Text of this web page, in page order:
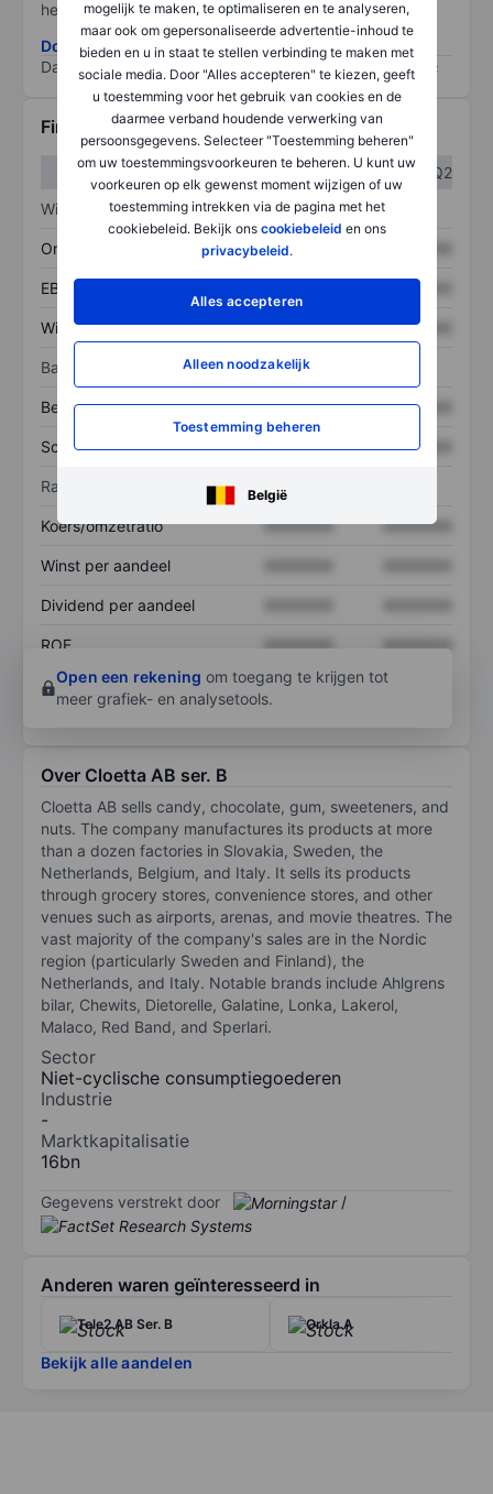
mogelijk te maken, te optimaliseren en te analyseren,
maar ook om gepersonaliseerde advertentie-inhoud te
bieden en u in staat te stellen verbinding te maken met
sociale media. Door "Alles accepteren" te kiezen, geeft
u toestemming voor het gebruik van cookies en de
daarmee verband houdende verwerking van
persoonsgegevens. Selecteer "Toestemming beheren"
om uw toestemmingsvoorkeuren te beheren. U kunt uw
voorkeuren op elk gewenst moment wijzigen of uw
toestemming intrekken via de pagina met het
cookiebeleid. Bekijk ons cookiebeleid en ons
privacybeleid.
Alles accepteren
Alleen noodzakelijk
Toestemming beheren
België
het grootste risico).
Download de ESG-risicomethodologie
Data provided by
Financiële gegevens
Q1
Q2
Winst/verlies
Omzet XXXXXXX
EBITDA XXXXXXX
Winst XXXXXXX XXXXXXX
Balans
Bezittingen XXXXXXX XXXXXXX
Schulden XXXXXXX XXXXXXX
Ratio's
Koers/omzetratio XXXXXXX XXXXXXX
Winst per aandeel
Dividend per aandeel
ROE XXXXXXX
XXXXXXX
Open een rekening om toegang te krijgen tot
meer grafiek- en analysetools.
Over Cloetta AB ser. B
Cloetta AB sells candy, chocolate, gum, sweeteners, and
nuts. The company manufactures its products at more
than a dozen factories in Slovakia, Sweden, the
Netherlands, Belgium, and Italy. It sells its products
through grocery stores, convenience stores, and other
venues such as airports, arenas, and movie theatres. The
vast majority of the company's sales are in the Nordic
region (particularly Sweden and Finland), the
Netherlands, and Italy. Notable brands include Ahlgrens
bilar, Chewits, Dietorelle, Galatine, Lonka, Lakerol,
Malaco, Red Band, and Sperlari.
Sector
Niet-cyclische consumptiegoederen
Industrie
-
Marktkapitalisatie
16bn
Gegevens verstrekt door /
Anderen waren geïnteresseerd in
Tele2 AB Ser. B Orkla A
Bekijk alle aandelen